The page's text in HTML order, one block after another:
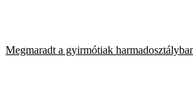
Megmaradt a gyirmótiak